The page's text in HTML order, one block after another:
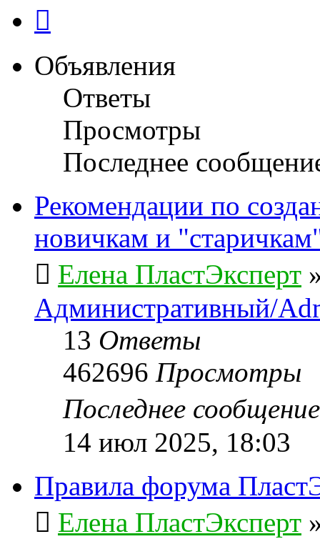
Объявления
Ответы
Просмотры
Последнее
Рекомендации по
новичкам и
Елена ПластЭксперт
Административный/
13 Ответы
462696 Просмотры
Последнее
14 июл 2025, 18:03
Правила форума
Елена ПластЭксперт